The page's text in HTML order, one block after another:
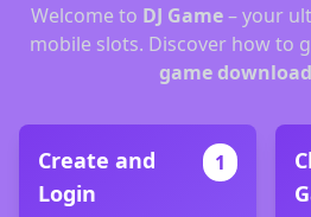
Welcome to DJ Game– your
mobile slots. Discover how to
game download
Create and
Login
1